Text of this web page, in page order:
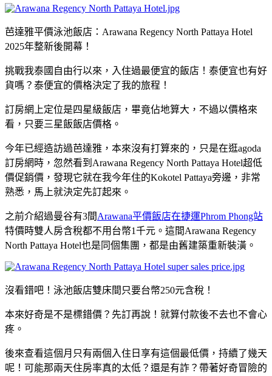
芭達雅平價泳池飯店：Arawana Regency North Pattaya Hotel
2025年整新後開幕！
挑戰我泰國自由行以來，入住過最便宜的飯店！泰便宜也有好
貨嗎？泰便宜的價格決定了我的旅程！
訂房網上定位是四星級飯店，畢竟佔地算大，不過以價格來
看，只要三星飯飯店價格。
今年已經造訪過芭達雅，本來沒有打算來的，只是在逛agoda
訂房網時，忽然看到Arawana Regency North Pattaya Hotel超低
價促銷價，發現它就在我今年住的Kokotel Pattaya旁邊，非常
熟悉，馬上就決定先訂起來。
之前介紹過曼谷有3間Arawana平價飯店在捷運Phrom Phong站
特價時雙人房含稅都不用台幣1千元。這間Arawana Regency
North Pattaya Hotel也是同個集團，都是由舊建築重新裝潢。
沒看錯吧！泳池飯店雙床間只要台幣250元含稅！
本來好奇是不是標錯價？先訂再說！就算付款後不去也不會心
疼。
後來查看這個月只有兩個入住日享有這個最低價，持續了幾天
呢！可能那兩天住房率真的太低？還是有詐？帶著好奇冒險的